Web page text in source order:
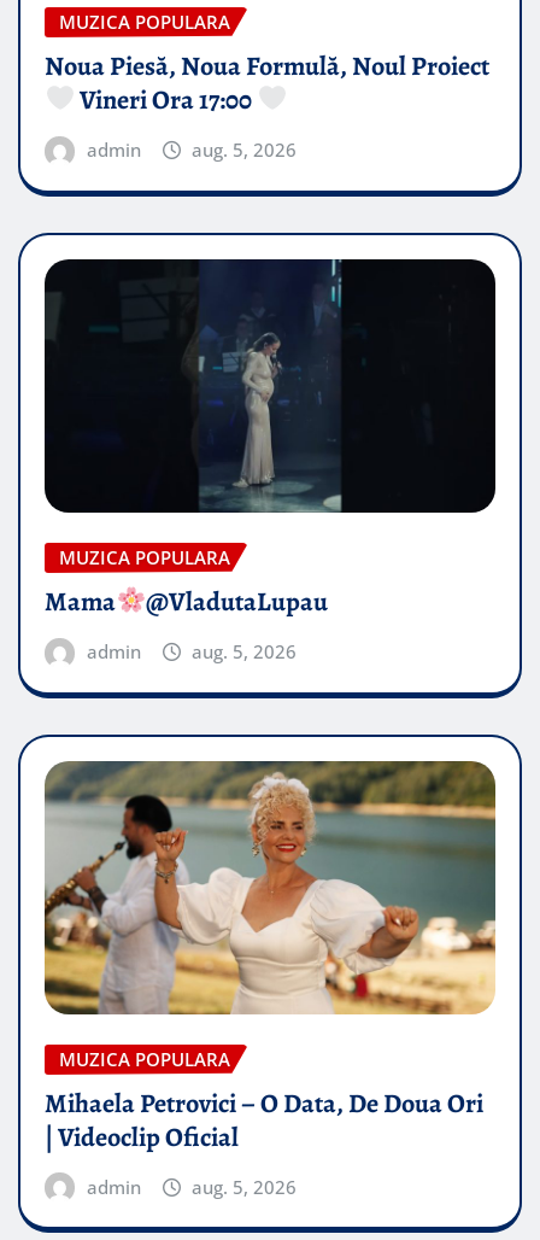
MUZICA POPULARA
Noua Piesă, Noua Formulă, Noul Proiect
Vineri Ora 17:00
admin aug. 5, 2026
MUZICA POPULARA
Mama @VladutaLupau
admin aug. 5, 2026
MUZICA POPULARA
Mihaela Petrovici – O Data, De Doua Ori
| Videoclip Oficial
admin aug. 5, 2026